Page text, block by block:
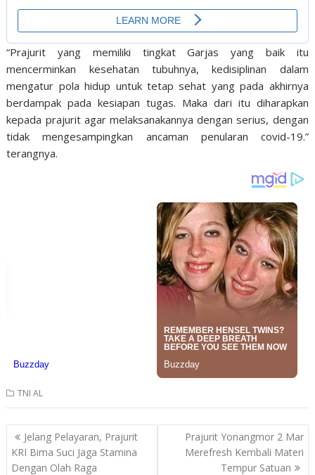
“Prajurit yang memiliki tingkat Garjas yang baik itu
mencerminkan kesehatan tubuhnya, kedisiplinan dalam
mengatur pola hidup untuk tetap sehat yang pada akhirnya
berdampak pada kesiapan tugas. Maka dari itu diharapkan
kepada prajurit agar melaksanakannya dengan serius, dengan
tidak mengesampingkan ancaman penularan covid-19.”
terangnya.
TNI AL
Post
navigation
Jelang Pelayaran, Prajurit
KRI Bima Suci Jaga Stamina
Dengan Olah Raga
Prajurit Yonangmor 2 Mar
Merefresh Kembali Materi
Tempur Satuan